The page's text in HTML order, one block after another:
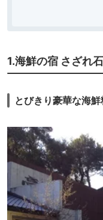
1.海鮮の宿 さざれ
とびきり豪華な海